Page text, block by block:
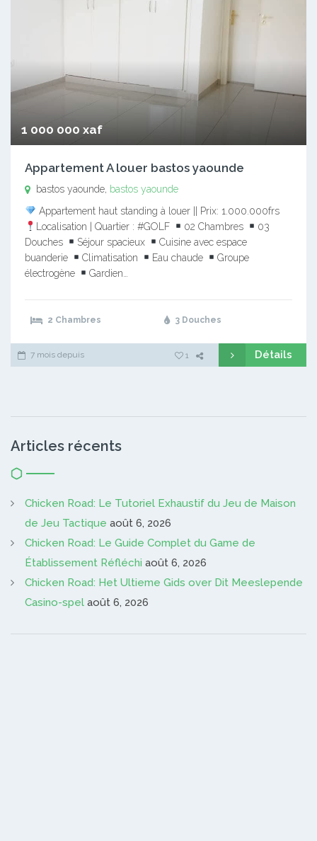
1 000 000 xaf
Appartement A louer bastos yaounde
bastos yaounde, bastos yaounde
Appartement haut standing à louer || Prix: 1.000.000frs
Localisation | Quartier : #GOLF
02 Chambres
03
Douches
Séjour spacieux
Cuisine avec espace
buanderie
Climatisation Eau chaude
Groupe
électrogène
Gardien…
2 Chambres 3 Douches
7 mois depuis 1 Détails
Articles récents
Chicken Road: Le Tutoriel Exhaustif du Jeu de Maison
de Jeu Tactique août 6, 2026
Chicken Road: Le Guide Complet du Game de
Établissement Réfléchi août 6, 2026
Chicken Road: Het Ultieme Gids over Dit Meeslepende
Casino-spel août 6, 2026